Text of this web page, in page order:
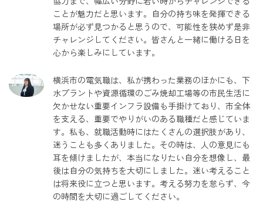
ことが魅力だと思います。自分の持ち味を発揮できる
場所が必ず見つかると思うので、可能性を狭めず是非
チャレンジしてください。皆さんと一緒に働ける日を
心から楽しみにしています。
横浜市の電気職は、私が携わった業務のほかにも、下
水プラントや資源循環のごみ焼却工場等の市民生活に
欠かせない重要インフラ設備も手掛けており、市全体
を支える、重要でやりがいのある職種だと感じていま
す。私も、就職活動時にはたくさんの選択肢があり、
迷うことも多くありました。その時は、人の意見にも
耳を傾けましたが、本当になりたい自分を想像し、最
後は自分の気持ちを大切にしました。迷い考えること
は将来役に立つと思います。考える努力を怠らず、今
の時間を大切に過ごしてください。